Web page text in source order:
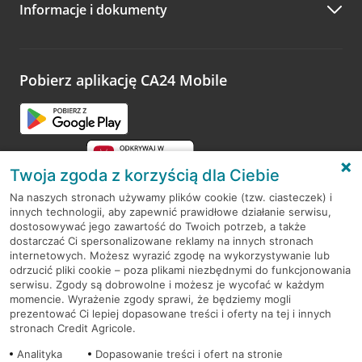
Zachęcamy do podzielenia się z nami opinią o wizycie.
opinie.
Informacje i dokumenty
Pobierz aplikację CA24 Mobile
RODO
Regulamin serwisu
Mapa serwisu
PolitykaCookies
Twoja zgoda z korzyścią dla Ciebie
Na naszych stronach używamy plików cookie (tzw. ciasteczek) i
innych technologii, aby zapewnić prawidłowe działanie serwisu,
dostosowywać jego zawartość do Twoich potrzeb, a także
dostarczać Ci spersonalizowane reklamy na innych stronach
internetowych. Możesz wyrazić zgodę na wykorzystywanie lub
odrzucić pliki cookie – poza plikami niezbędnymi do funkcjonowania
serwisu. Zgody są dobrowolne i możesz je wycofać w każdym
momencie. Wyrażenie zgody sprawi, że będziemy mogli
prezentować Ci lepiej dopasowane treści i oferty na tej i innych
stronach Credit Agricole.
Analityka
Dopasowanie treści i ofert na stronie